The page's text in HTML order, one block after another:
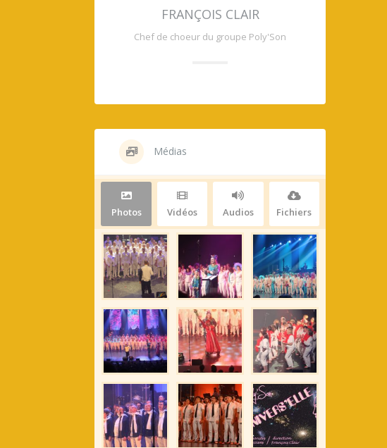
FRANÇOIS CLAIR
Chef de choeur du groupe Poly'Son
Médias
Photos Vidéos Audios Fichiers